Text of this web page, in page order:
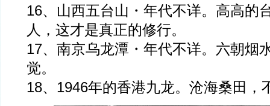
16、山西五台山・年代不详。高高的
人，这才是真正的修行。
17、南京乌龙潭・年代不详。六朝烟
觉。
18、1946年的香港九龙。沧海桑田，